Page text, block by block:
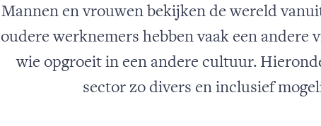
Mannen en vrouwen bekijken de wereld
oudere werknemers hebben vaak een andere
wie opgroeit in een andere cultuur.
sector zo divers en inclusief